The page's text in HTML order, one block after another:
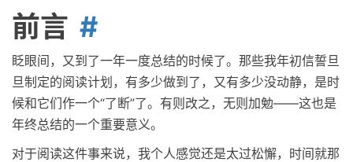
前言
眨眼间，又到了一年一度总结的时候了。那些我年初信誓旦
旦制定的阅读计划，有多少做到了，又有多少没动静，是时
候和它们作一个“了断”了。有则改之，无则加勉——这也是
年终总结的一个重要意义。
对于阅读这件事来说，我个人感觉还是太过松懈，时间就那